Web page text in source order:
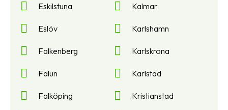
Eskilstuna
Eslöv
Falkenberg
Falun
Falköping
Kalmar
Karlshamn
Karlskrona
Karlstad
Kristianstad